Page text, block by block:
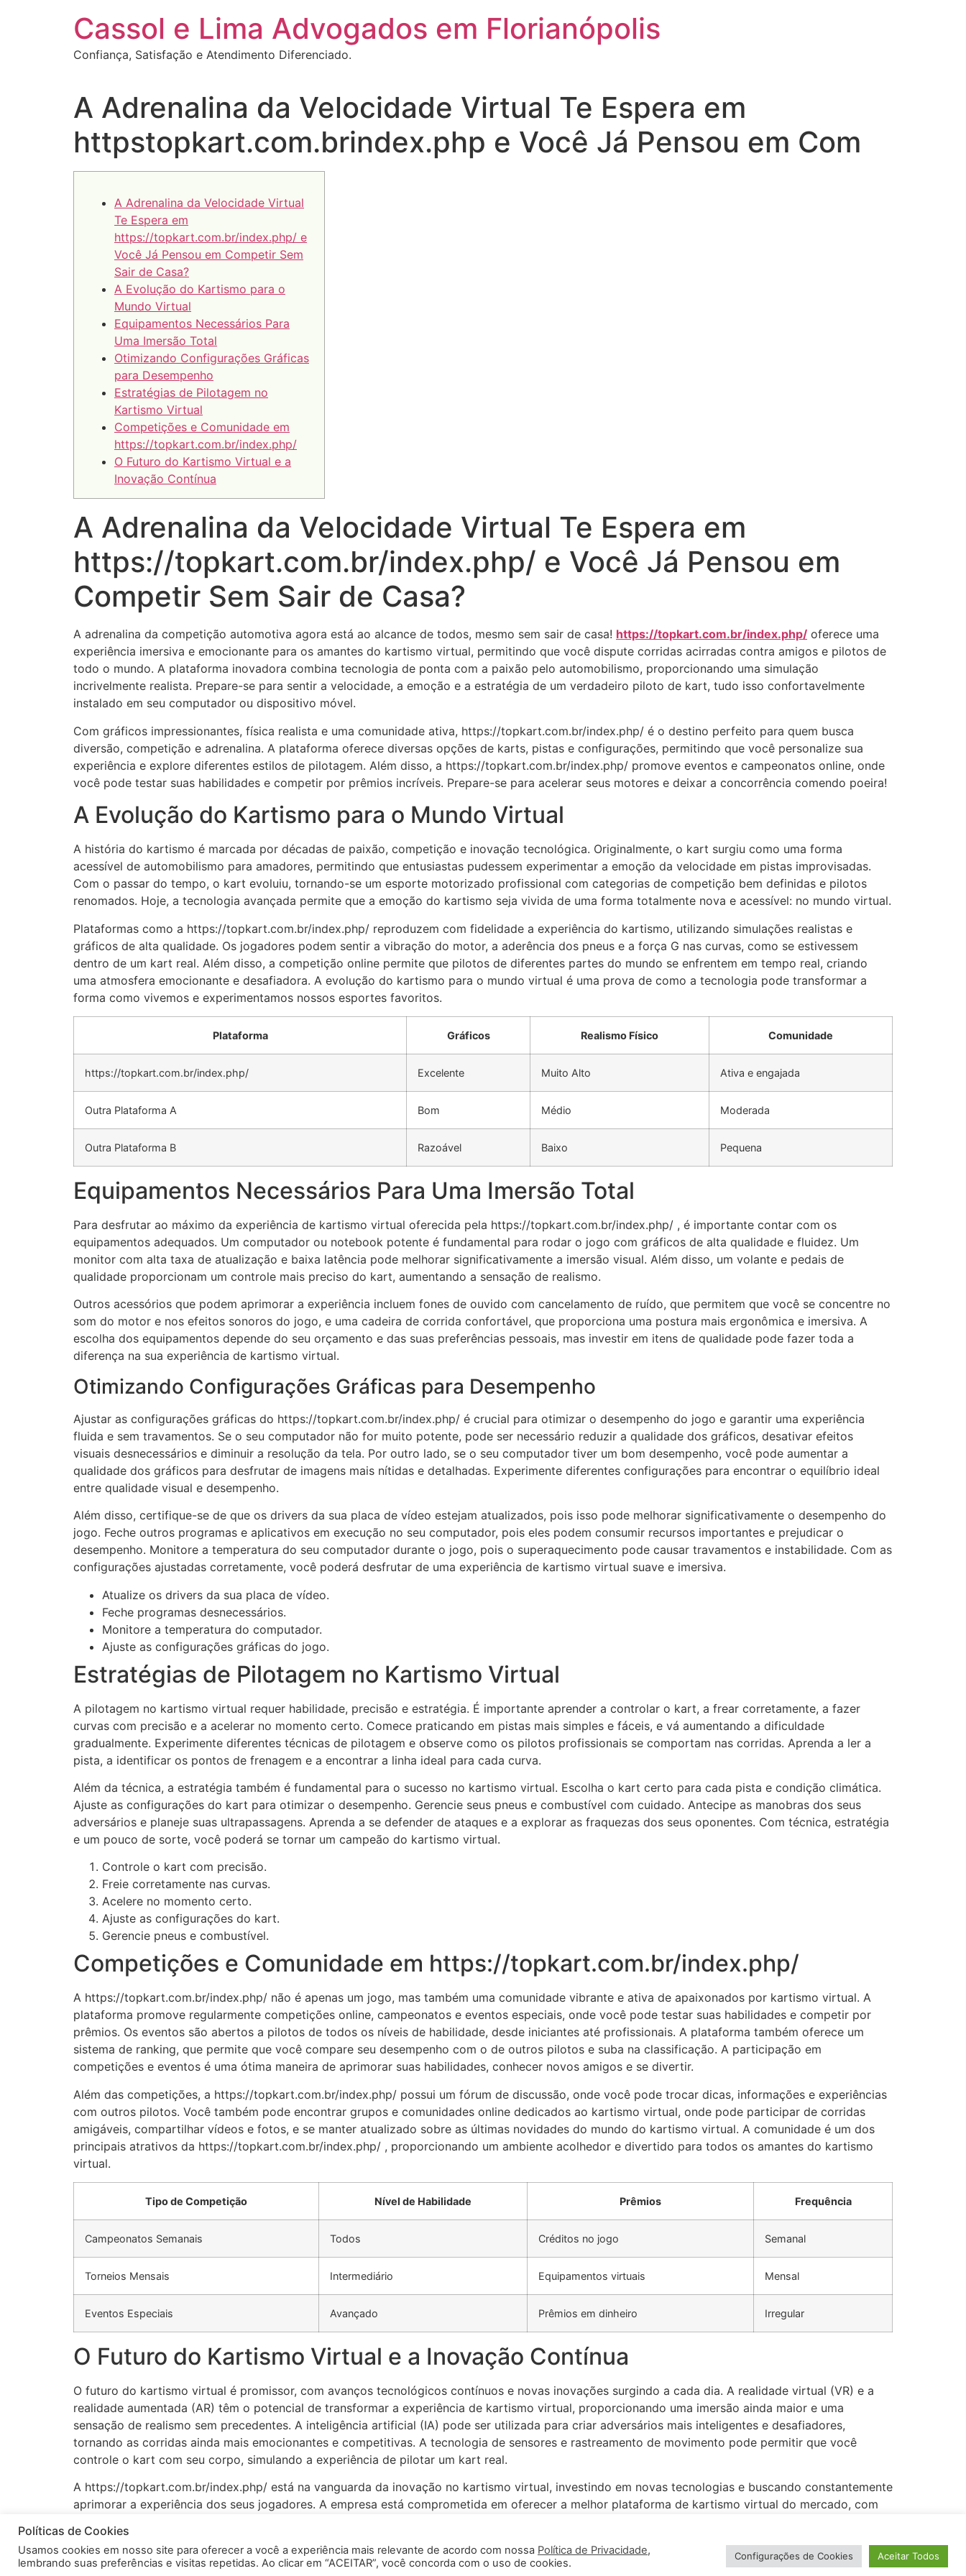
Cassol e Lima Advogados em Florianópolis
Confiança, Satisfação e Atendimento Diferenciado.
A Adrenalina da Velocidade Virtual Te Espera em
httpstopkart.com.brindex.php e Você Já Pensou em Com
A Adrenalina da Velocidade Virtual
Te Espera em
https://topkart.com.br/index.php/ e
Você Já Pensou em Competir Sem
Sair de Casa?
A Evolução do Kartismo para o
Mundo Virtual
Equipamentos Necessários Para
Uma Imersão Total
Otimizando Configurações Gráficas
para Desempenho
Estratégias de Pilotagem no
Kartismo Virtual
Competições e Comunidade em
https://topkart.com.br/index.php/
O Futuro do Kartismo Virtual e a
Inovação Contínua
A Adrenalina da Velocidade Virtual Te Espera em
https://topkart.com.br/index.php/ e Você Já Pensou em
Competir Sem Sair de Casa?
A adrenalina da competição automotiva agora está ao alcance de todos, mesmo sem sair de casa! https://topkart.com.br/index.php/ oferece uma
experiência imersiva e emocionante para os amantes do kartismo virtual, permitindo que você dispute corridas acirradas contra amigos e pilotos de
todo o mundo. A plataforma inovadora combina tecnologia de ponta com a paixão pelo automobilismo, proporcionando uma simulação
incrivelmente realista. Prepare-se para sentir a velocidade, a emoção e a estratégia de um verdadeiro piloto de kart, tudo isso confortavelmente
instalado em seu computador ou dispositivo móvel.
Com gráficos impressionantes, física realista e uma comunidade ativa, https://topkart.com.br/index.php/ é o destino perfeito para quem busca
diversão, competição e adrenalina. A plataforma oferece diversas opções de karts, pistas e configurações, permitindo que você personalize sua
experiência e explore diferentes estilos de pilotagem. Além disso, a https://topkart.com.br/index.php/ promove eventos e campeonatos online, onde
você pode testar suas habilidades e competir por prêmios incríveis. Prepare-se para acelerar seus motores e deixar a concorrência comendo poeira!
A Evolução do Kartismo para o Mundo Virtual
A história do kartismo é marcada por décadas de paixão, competição e inovação tecnológica. Originalmente, o kart surgiu como uma forma
acessível de automobilismo para amadores, permitindo que entusiastas pudessem experimentar a emoção da velocidade em pistas improvisadas.
Com o passar do tempo, o kart evoluiu, tornando-se um esporte motorizado profissional com categorias de competição bem definidas e pilotos
renomados. Hoje, a tecnologia avançada permite que a emoção do kartismo seja vivida de uma forma totalmente nova e acessível: no mundo virtual.
Plataformas como a https://topkart.com.br/index.php/ reproduzem com fidelidade a experiência do kartismo, utilizando simulações realistas e
gráficos de alta qualidade. Os jogadores podem sentir a vibração do motor, a aderência dos pneus e a força G nas curvas, como se estivessem
dentro de um kart real. Além disso, a competição online permite que pilotos de diferentes partes do mundo se enfrentem em tempo real, criando
uma atmosfera emocionante e desafiadora. A evolução do kartismo para o mundo virtual é uma prova de como a tecnologia pode transformar a
forma como vivemos e experimentamos nossos esportes favoritos.
Plataforma Gráficos Realismo Físico Comunidade
https://topkart.com.br/index.php/ Excelente Muito Alto Ativa e engajada
Outra Plataforma A Bom Médio Moderada
Outra Plataforma B Razoável Baixo Pequena
Equipamentos Necessários Para Uma Imersão Total
Para desfrutar ao máximo da experiência de kartismo virtual oferecida pela https://topkart.com.br/index.php/ , é importante contar com os
equipamentos adequados. Um computador ou notebook potente é fundamental para rodar o jogo com gráficos de alta qualidade e fluidez. Um
monitor com alta taxa de atualização e baixa latência pode melhorar significativamente a imersão visual. Além disso, um volante e pedais de
qualidade proporcionam um controle mais preciso do kart, aumentando a sensação de realismo.
Outros acessórios que podem aprimorar a experiência incluem fones de ouvido com cancelamento de ruído, que permitem que você se concentre no
som do motor e nos efeitos sonoros do jogo, e uma cadeira de corrida confortável, que proporciona uma postura mais ergonômica e imersiva. A
escolha dos equipamentos depende do seu orçamento e das suas preferências pessoais, mas investir em itens de qualidade pode fazer toda a
diferença na sua experiência de kartismo virtual.
Otimizando Configurações Gráficas para Desempenho
Ajustar as configurações gráficas do https://topkart.com.br/index.php/ é crucial para otimizar o desempenho do jogo e garantir uma experiência
fluida e sem travamentos. Se o seu computador não for muito potente, pode ser necessário reduzir a qualidade dos gráficos, desativar efeitos
visuais desnecessários e diminuir a resolução da tela. Por outro lado, se o seu computador tiver um bom desempenho, você pode aumentar a
qualidade dos gráficos para desfrutar de imagens mais nítidas e detalhadas. Experimente diferentes configurações para encontrar o equilíbrio ideal
entre qualidade visual e desempenho.
Além disso, certifique-se de que os drivers da sua placa de vídeo estejam atualizados, pois isso pode melhorar significativamente o desempenho do
jogo. Feche outros programas e aplicativos em execução no seu computador, pois eles podem consumir recursos importantes e prejudicar o
desempenho. Monitore a temperatura do seu computador durante o jogo, pois o superaquecimento pode causar travamentos e instabilidade. Com as
configurações ajustadas corretamente, você poderá desfrutar de uma experiência de kartismo virtual suave e imersiva.
Atualize os drivers da sua placa de vídeo.
Feche programas desnecessários.
Monitore a temperatura do computador.
Ajuste as configurações gráficas do jogo.
Estratégias de Pilotagem no Kartismo Virtual
A pilotagem no kartismo virtual requer habilidade, precisão e estratégia. É importante aprender a controlar o kart, a frear corretamente, a fazer
curvas com precisão e a acelerar no momento certo. Comece praticando em pistas mais simples e fáceis, e vá aumentando a dificuldade
gradualmente. Experimente diferentes técnicas de pilotagem e observe como os pilotos profissionais se comportam nas corridas. Aprenda a ler a
pista, a identificar os pontos de frenagem e a encontrar a linha ideal para cada curva.
Além da técnica, a estratégia também é fundamental para o sucesso no kartismo virtual. Escolha o kart certo para cada pista e condição climática.
Ajuste as configurações do kart para otimizar o desempenho. Gerencie seus pneus e combustível com cuidado. Antecipe as manobras dos seus
adversários e planeje suas ultrapassagens. Aprenda a se defender de ataques e a explorar as fraquezas dos seus oponentes. Com técnica, estratégia
e um pouco de sorte, você poderá se tornar um campeão do kartismo virtual.
Controle o kart com precisão.
Freie corretamente nas curvas.
Acelere no momento certo.
Ajuste as configurações do kart.
Gerencie pneus e combustível.
Competições e Comunidade em https://topkart.com.br/index.php/
A https://topkart.com.br/index.php/ não é apenas um jogo, mas também uma comunidade vibrante e ativa de apaixonados por kartismo virtual. A
plataforma promove regularmente competições online, campeonatos e eventos especiais, onde você pode testar suas habilidades e competir por
prêmios. Os eventos são abertos a pilotos de todos os níveis de habilidade, desde iniciantes até profissionais. A plataforma também oferece um
sistema de ranking, que permite que você compare seu desempenho com o de outros pilotos e suba na classificação. A participação em
competições e eventos é uma ótima maneira de aprimorar suas habilidades, conhecer novos amigos e se divertir.
Além das competições, a https://topkart.com.br/index.php/ possui um fórum de discussão, onde você pode trocar dicas, informações e experiências
com outros pilotos. Você também pode encontrar grupos e comunidades online dedicados ao kartismo virtual, onde pode participar de corridas
amigáveis, compartilhar vídeos e fotos, e se manter atualizado sobre as últimas novidades do mundo do kartismo virtual. A comunidade é um dos
principais atrativos da https://topkart.com.br/index.php/ , proporcionando um ambiente acolhedor e divertido para todos os amantes do kartismo
virtual.
Tipo de Competição Nível de Habilidade Prêmios Frequência
Campeonatos Semanais Todos Créditos no jogo Semanal
Torneios Mensais Intermediário Equipamentos virtuais Mensal
Eventos Especiais Avançado Prêmios em dinheiro Irregular
O Futuro do Kartismo Virtual e a Inovação Contínua
O futuro do kartismo virtual é promissor, com avanços tecnológicos contínuos e novas inovações surgindo a cada dia. A realidade virtual (VR) e a
realidade aumentada (AR) têm o potencial de transformar a experiência de kartismo virtual, proporcionando uma imersão ainda maior e uma
sensação de realismo sem precedentes. A inteligência artificial (IA) pode ser utilizada para criar adversários mais inteligentes e desafiadores,
tornando as corridas ainda mais emocionantes e competitivas. A tecnologia de sensores e rastreamento de movimento pode permitir que você
controle o kart com seu corpo, simulando a experiência de pilotar um kart real.
A https://topkart.com.br/index.php/ está na vanguarda da inovação no kartismo virtual, investindo em novas tecnologias e buscando constantemente
aprimorar a experiência dos seus jogadores. A empresa está comprometida em oferecer a melhor plataforma de kartismo virtual do mercado, com
emocionante, com infinitas possibilidades de diversão, competição e inovação.
Políticas de Cookies
Usamos cookies em nosso site para oferecer a você a experiência mais relevante de acordo com nossa Política de Privacidade,
lembrando suas preferências e visitas repetidas. Ao clicar em “ACEITAR”, você concorda com o uso de cookies.
Configurações de Cookies Aceitar Todos